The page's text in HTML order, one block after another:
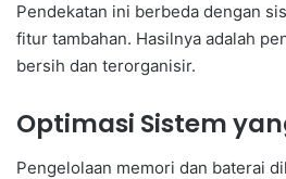
Pendekatan ini berbeda dengan
fitur tambahan. Hasilnya adalah
bersih dan terorganisir.
Optimasi Sistem
Pengelolaan memori dan baterai